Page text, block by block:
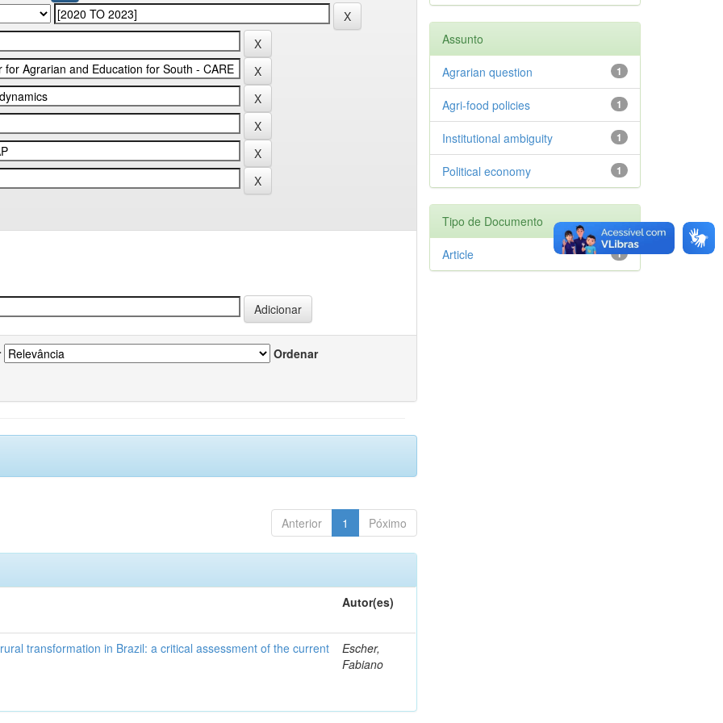
Ordenar
Anterior 1 Póximo
Autor(es)
transformation in Brazil: a critical assessment of the current
Escher,
Fabiano
Assunto
1
Agrarian question
1
Agri-food policies
1
Institutional ambiguity
1
Political economy
Tipo de Documento
1
Article